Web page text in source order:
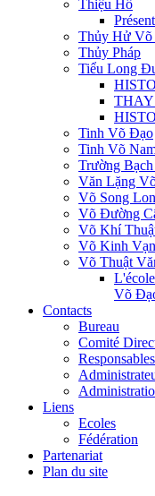
Thiệu Hồ
Thủy Hử
Thủy Pháp
Tiểu Long
THAY
Tinh Võ Đạo
Tinh Võ
Trường
Văn Lặng
Võ Song
Võ Đường
Võ Khí
Võ Kinh
Võ Thuật
Võ
Contacts
Bureau
Comité
Liens
Ecoles
Fédération
Partenariat
Plan du site